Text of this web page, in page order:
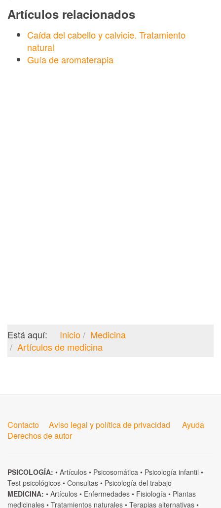
Artículos relacionados
Caída del cabello y calvicie. Tratamiento
natural
Guía de aromaterapia
Está aquí: Inicio
Medicina
Artículos de medicina
Contacto Aviso legal y política de privacidad
Ayuda
Derechos de autor
PSICOLOGÍA: • Artículos • Psicosomática • Psicología infantil •
Test psicológicos • Consultas • Psicología del trabajo
MEDICINA: • Artículos • Enfermedades • Fisiología • Plantas
medicinales • Tratamientos naturales • Terapias alternativas •